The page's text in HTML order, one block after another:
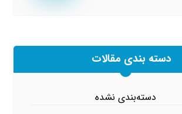
دسته بندی مقالات
دسته‌بندی نشده